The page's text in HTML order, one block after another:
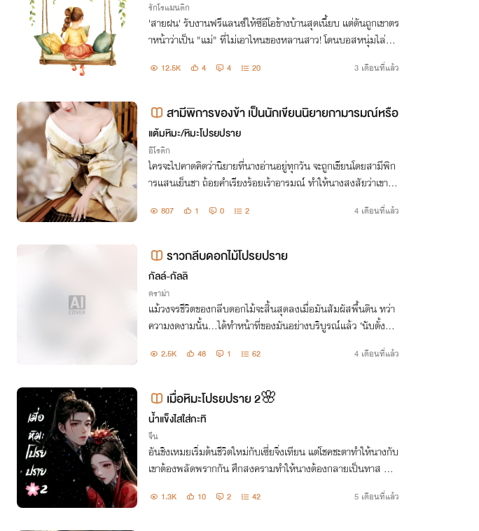
รักโรแมนติก
'สายฝน' รับงานฟรีแลนซ์ให้ซีอีโอข้างบ้านสุดเนี้ยบ แต่ดันถูกเขาตร
าหน้าว่าเป็น "แม่" ที่ไม่เอาไหนของหลานสาว! โดนบอสหนุ่มไล่ต้อ
12.5K 4 4 20 3 เดือนที่แล้ว
สามีพิการของข้า เป็นนักเขียนนิยายกามารมณ์หรือ
แต้มหิมะ/หิมะโปรยปราย
อีโรติก
ใครจะไปคาดคิดว่านิยายที่นางอ่านอยู่ทุกวัน จะถูกเขียนโดยสามีพิก
ารแสนเย็นชา ถ้อยคำเรียงร้อยเร้าอารมณ์ ทำให้นางสงสัยว่าเขาลี
807 1 0 2 4 เดือนที่แล้ว
ราวกลีบดอกไม้โปรยปราย
กัลล์-กัลลิ
ดราม่า
แม้วงจรชีวิตของกลีบดอกไม้จะสิ้นสุดลงเมื่อมันสัมผัสพื้นดิน ทว่า
ความงดงามนั้น…ได้ทำหน้าที่ของมันอย่างบริบูรณ์แล้ว ‘นับตั้งแต่
2.5K 48 1 62 4 เดือนที่แล้ว
เมื่อหิมะโปรยปราย 2🌸
น้ำแข็งไสใส่กะทิ
จีน
อันชิงเหมยเริ่มต้นชีวิตใหม่กับเซี่ยจิ่งเทียน แต่โชคชะตาทำให้นางกับ
เขาต้องพลัดพรากกัน ศึกสงครามทำให้นางต้องกลายเป็นทาส สวี่
ทำไมต้องทิ้งข้าด้วย"
1.3K 10 2 42 5 เดือนที่แล้ว